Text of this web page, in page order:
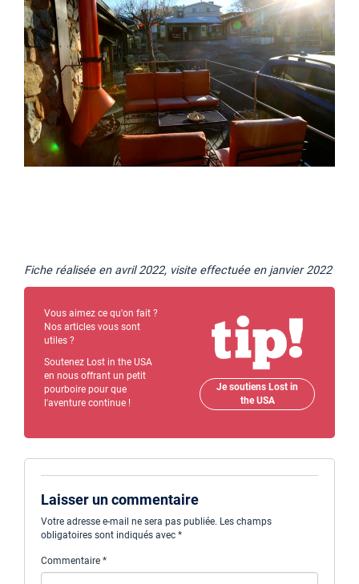
Fiche réalisée en avril 2022, visite effectuée en janvier 2022
Vous aimez ce qu'on fait ?
Nos articles vous sont
utiles ?
Soutenez Lost in the USA
en nous offrant un petit
pourboire pour que
l'aventure continue !
Je soutiens Lost in
the USA
Laisser un commentaire
Votre adresse e-mail ne sera pas publiée. Les champs
obligatoires sont indiqués avec *
Commentaire *